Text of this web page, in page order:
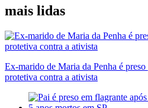
mais lidas
Ex-marido de Maria da Penha é
protetiva contra a ativista